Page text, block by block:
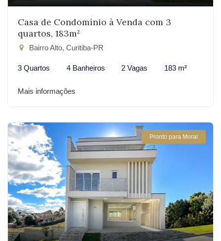
Casa de Condomínio à Venda com 3
quartos, 183m²
Bairro Alto, Curitiba-PR
3 Quartos 4 Banheiros 2 Vagas 183 m²
Mais informações
Pronto para Morar